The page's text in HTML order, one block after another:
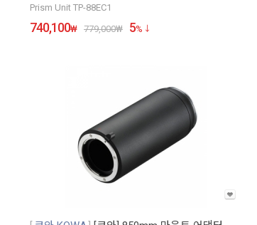
Prism Unit TP-88EC1
740,100₩ 779,000₩ 5%